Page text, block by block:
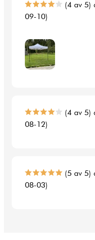
(4 av 5)
09-10)
(4 av 5)
08-12)
(5 av 5)
08-03)